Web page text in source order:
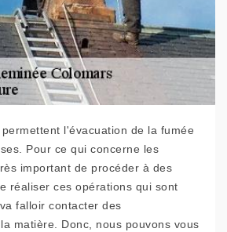
l'évacuation de la fumée
Pour ce qui concerne les
important de procéder à des
réaliser ces opérations qui sont
falloir contacter des
matière. Donc, nous pouvons vous